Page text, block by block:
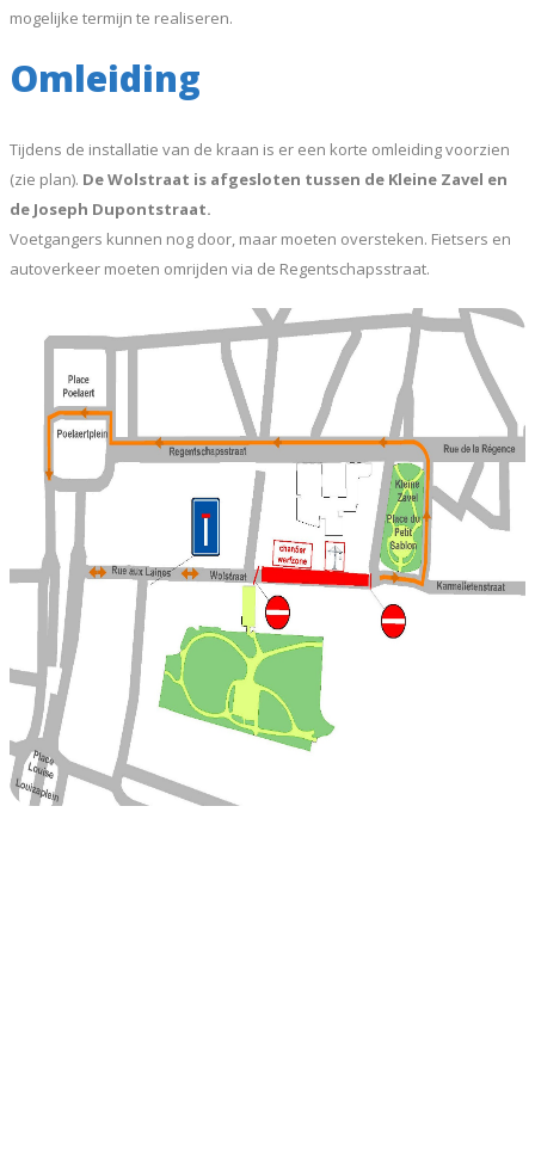
mogelijke termijn te realiseren.
Omleiding
Tijdens de installatie van de kraan is er een korte omleiding voorzien
(zie plan). De Wolstraat is afgesloten tussen de Kleine Zavel en
de Joseph Dupontstraat.
Voetgangers kunnen nog door, maar moeten oversteken. Fietsers en
autoverkeer moeten omrijden via de Regentschapsstraat.